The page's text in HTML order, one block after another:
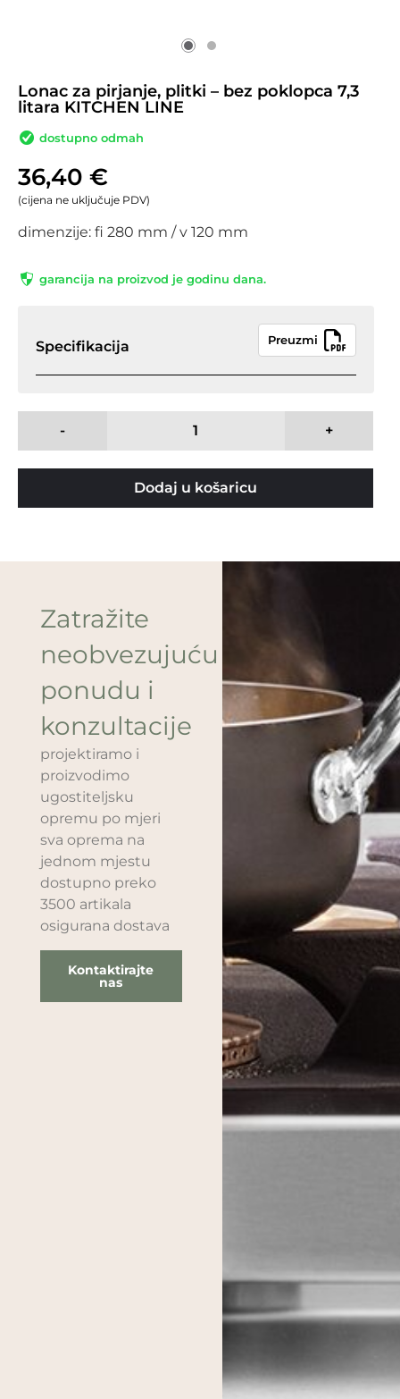
Lonac za pirjanje, plitki – bez poklopca 7,3
litara KITCHEN LINE
dostupno odmah
36,40 €
(cijena ne uključuje PDV)
dimenzije: fi 280 mm / v 120 mm
garancija na proizvod je godinu dana.
Specifikacija Preuzmi
- +
Dodaj u košaricu
Zatražite
neobvezujuću
ponudu i
konzultacije
projektiramo i
proizvodimo
ugostiteljsku
opremu po mjeri
sva oprema na
jednom mjestu
dostupno preko
3500 artikala
osigurana dostava
Kontaktirajte
nas